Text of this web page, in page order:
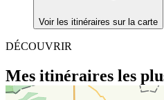
Voir les itinéraires sur la carte
DÉCOUVRIR
Mes itinéraires les